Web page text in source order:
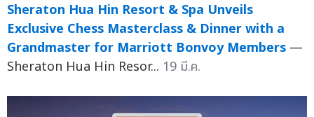
Sheraton Hua Hin Resort & Spa Unveils
Exclusive Chess Masterclass & Dinner with a
Grandmaster for Marriott Bonvoy Members —
Sheraton Hua Hin Resor... 19 มี.ค.